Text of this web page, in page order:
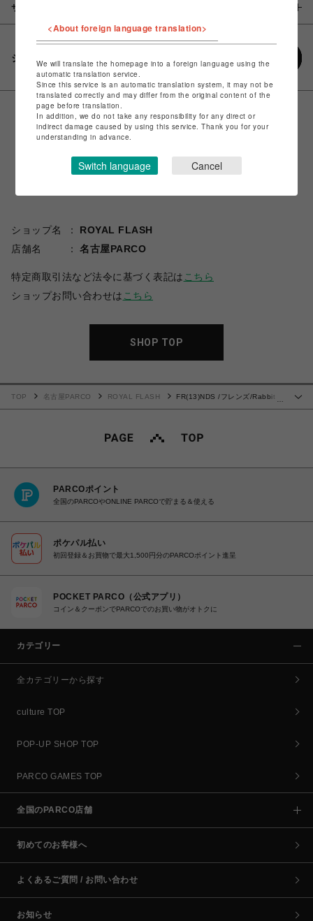
サイズ
シェアする
ショップ名
ROYAL FLASH
店舗名
名古屋PARCO
特定商取引法など法令に基づく表記は こちら
ショップお問い合わせは こちら
SHOP TOP
…
TOP 名古屋PARCO ROYAL FLASH
FR(13)NDS /フレンズ/Rabbit
PARCOポイント
全国のPARCOやONLINE PARCOで貯まる＆使える
ポケパル払い
初回登録＆お買物で最大1,500円分のPARCOポイント進呈
POCKET PARCO（公式アプリ）
コイン＆クーポンでPARCOでのお買い物がオトクに
カテゴリー
全カテゴリーから探す
culture TOP
POP-UP SHOP TOP
PARCO GAMES TOP
全国のPARCO店舗
初めてのお客様へ
よくあるご質問 / お問い合わせ
お知らせ
<About foreign language translation>
We will translate the homepage into a foreign language using the
automatic translation service.
Since this service is an automatic translation system, it may not be
translated correctly and may differ from the original content of the
page before translation.
In addition, we do not take any responsibility for any direct or
indirect damage caused by using this service. Thank you for your
understanding in advance.
Switch language Cancel